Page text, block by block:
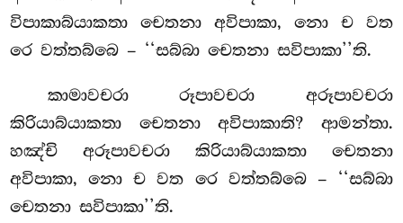
විපාකාබ්යාකතා චෙතනා අවිපාකා, නො ච වත
රෙ වත්තබ්බෙ – ‘‘සබ්බා චෙතනා සවිපාකා’’ති.
කාමාවචරා රූපාවචරා අරූපාවචරා
කිරියාබ්යාකතා චෙතනා අවිපාකාති? ආමන්තා.
හඤ්චි අරූපාවචරා කිරියාබ්යාකතා චෙතනා
අවිපාකා, නො ච වත රෙ වත්තබ්බෙ – ‘‘සබ්බා
චෙතනා සවිපාකා’’ති.